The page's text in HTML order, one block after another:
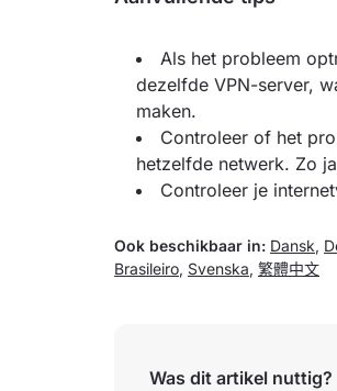
Als het probleem
dezelfde VPN-server,
maken.
Controleer of het
hetzelfde netwerk. Zo
Controleer je
Ook beschikbaar in: Dansk,
Brasileiro, Svenska, 繁體中文
Was dit artikel nuttig?